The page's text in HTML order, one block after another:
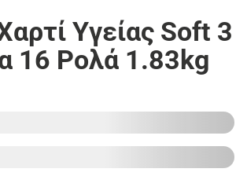
Υγείας Soft 3
16 Ρολά 1.83kg